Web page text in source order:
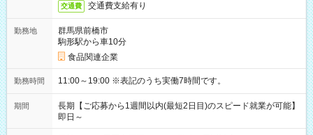
交通費 交通費支給有り
勤務地
群馬県前橋市
駒形駅から車10分
食品関連企業
勤務時間 11:00～19:00 ※表記のうち実働7時間です。
期間
長期【ご応募から1週間以内(最短2日目)のスピード就業が可能】
即日～